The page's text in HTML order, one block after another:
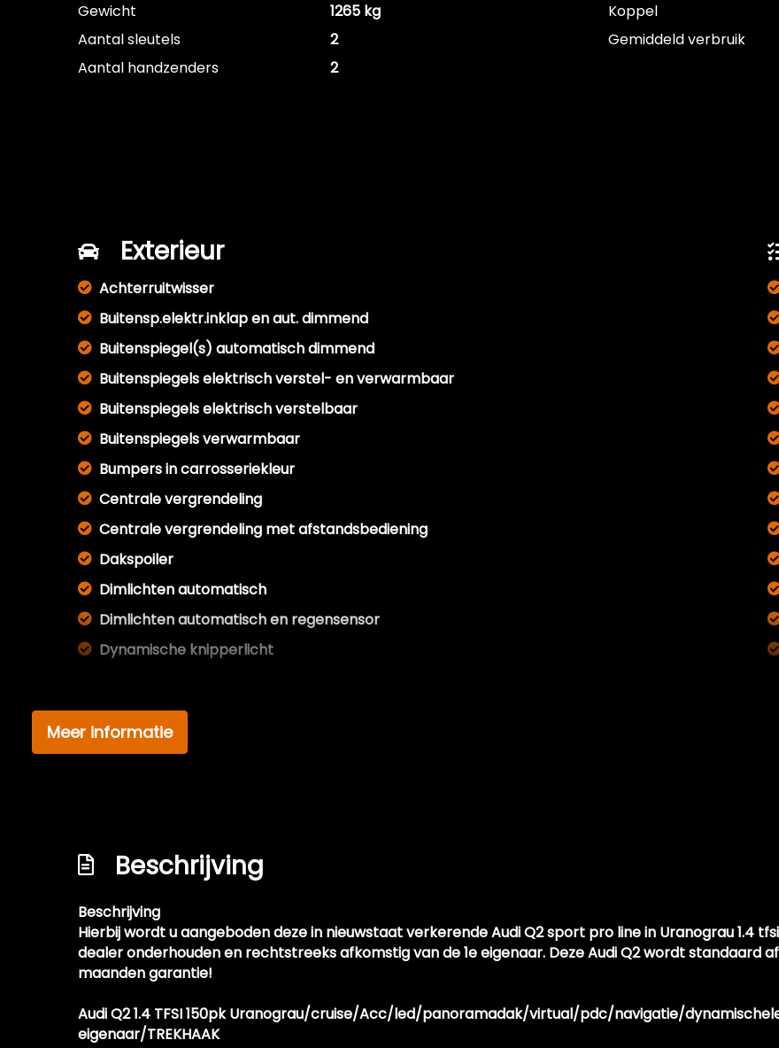
Gewicht
1265 kg
Aantal sleutels
2
Aantal handzenders
2
Koppel
Gemiddeld verbruik
Exterieur
Achterruitwisser
Buitensp.elektr.inklap en aut. dimmend
Buitenspiegel(s) automatisch dimmend
Buitenspiegels elektrisch verstel- en verwarmbaar
Buitenspiegels elektrisch verstelbaar
Buitenspiegels verwarmbaar
Bumpers in carrosseriekleur
Centrale vergrendeling
Centrale vergrendeling met afstandsbediening
Dakspoiler
Dimlichten automatisch
Dimlichten automatisch en regensensor
Dynamische knipperlicht
Elektrisch bedienbare achterklep
Elektrisch glazen panorama-dak
Led dagrijverlichting
Lichtmetalen velgen 19"
Panoramadak
Parkeer assistent
Parkeersensor achter
Parkeersensor voor
Meer informatie
Beschrijving
Beschrijving
Hierbij wordt u aangeboden deze in nieuwstaat verkerende Audi Q2 sport pro line in Uranograu 1.4 tfsi
dealer onderhouden en rechtstreeks afkomstig van de 1e eigenaar. Deze Audi Q2 wordt standaard
maanden garantie!
Audi Q2 1.4 TFSI 150pk Uranograu/cruise/Acc/led/panoramadak/virtual/pdc/navigatie/
eigenaar/TREKHAAK